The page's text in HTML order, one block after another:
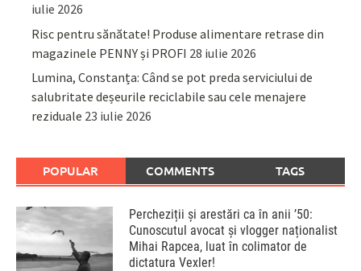
iulie 2026
Risc pentru sănătate! Produse alimentare retrase din
magazinele PENNY și PROFI 28 iulie 2026
Lumina, Constanța: Când se pot preda serviciului de
salubritate deșeurile reciclabile sau cele menajere
reziduale 23 iulie 2026
POPULAR COMMENTS TAGS
Percheziții și arestări ca în anii ’50:
Cunoscutul avocat și vlogger naționalist
Mihai Rapcea, luat în colimator de
dictatura Vexler!